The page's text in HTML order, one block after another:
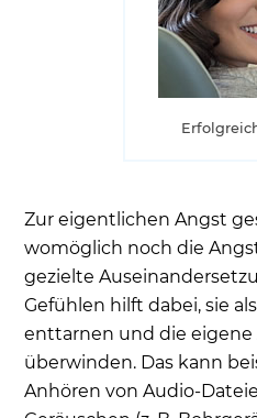
Zur eigentlichen Angst
womöglich noch die
gezielte
Gefühlen hilft dabei, sie
enttarnen und die eigene
überwinden. Das kann
Anhören von Audio-